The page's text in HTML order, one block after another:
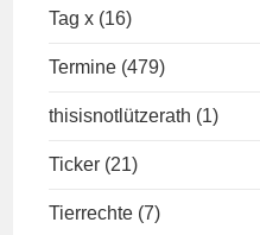
Tag x (16)
Termine (479)
thisisnotlützerath (1)
Ticker (21)
Tierrechte (7)